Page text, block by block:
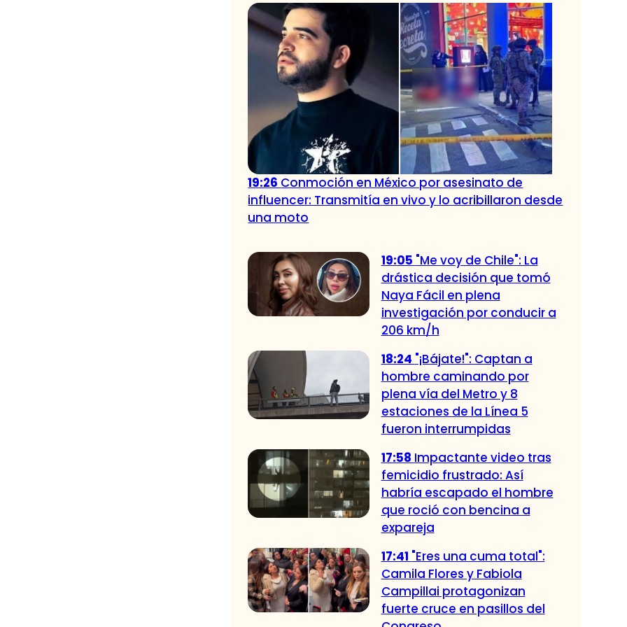
19:26 Conmoción en México por asesinato de
influencer: Transmitía en vivo y lo acribillaron desde
una moto
19:05 "Me voy de Chile": La
drástica decisión que tomó
Naya Fácil en plena
investigación por conducir a
206 km/h
18:24 "¡Bájate!": Captan a
hombre caminando por
plena vía del Metro y 8
estaciones de la Línea 5
fueron interrumpidas
17:58 Impactante video tras
femicidio frustrado: Así
habría escapado el hombre
que roció con bencina a
expareja
17:41 "Eres una cuma total":
Camila Flores y Fabiola
Campillai protagonizan
fuerte cruce en pasillos del